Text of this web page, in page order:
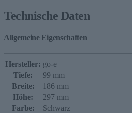
Technische Daten
Allgemeine Eigenschaften
Hersteller: go-e
Tiefe:
99 mm
Breite:
186 mm
Höhe:
297 mm
Farbe:
Schwarz